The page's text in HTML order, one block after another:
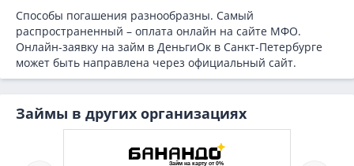
Способы погашения разнообразны. Самый
распространенный – оплата онлайн на сайте МФО.
Онлайн-заявку на займ в ДеньгиОк в Санкт-Петербурге
может быть направлена через официальный сайт.
Займы в других организациях